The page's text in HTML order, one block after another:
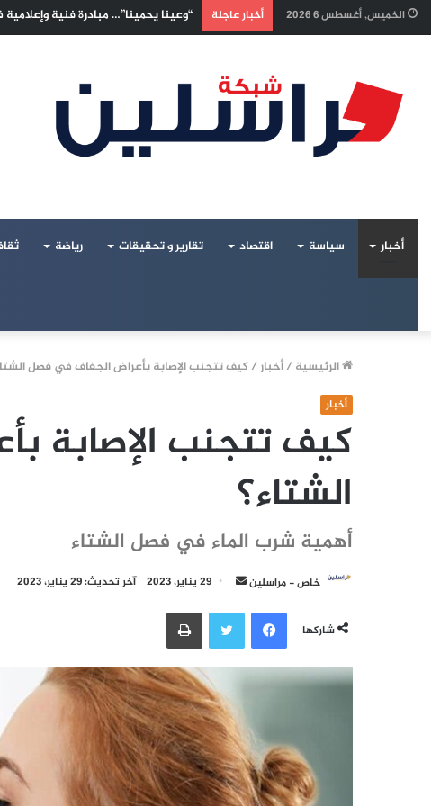
الخميس, أغسطس 6 2026 أخبار عاجلة إسرائيليون غادروا بلا رجعة: اخترنا
أخبار سياسة اقتصاد تقارير و تحقيقات رياضة
الرئيسية /أخبار/كيف تتجنب الإصابة بأعراض الجفاف في فصل
أخبار
كيف تتجنب الإصابة
الشتاء؟
أهمية شرب الماء في فصل الشتاء
خاص - مراسلين
أرسل
إلكترونيا
29 يناير، 2023 آخر تحديث: 29 يناير، 2023
شاركها
فيسبوكتويتر طباعة